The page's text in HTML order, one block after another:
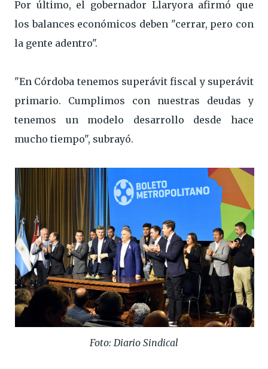
Por último, el gobernador Llaryora afirmó que
los balances económicos deben "cerrar, pero con
la gente adentro".
"En Córdoba tenemos superávit fiscal y superávit
primario. Cumplimos con nuestras deudas y
tenemos un modelo desarrollo desde hace
mucho tiempo", subrayó.
Foto: Diario Sindical